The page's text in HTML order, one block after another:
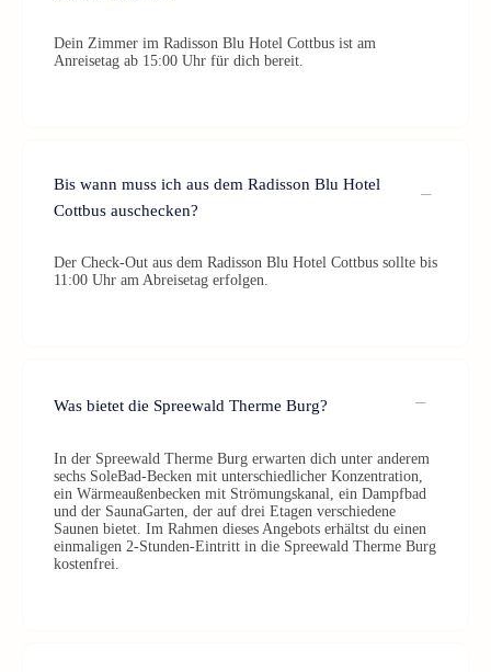
Dein Zimmer im Radisson Blu Hotel Cottbus ist am
Anreisetag ab 15:00 Uhr für dich bereit.
Bis wann muss ich aus dem Radisson Blu Hotel
Cottbus auschecken?
Der Check-Out aus dem Radisson Blu Hotel Cottbus sollte bis
11:00 Uhr am Abreisetag erfolgen.
Was bietet die Spreewald Therme Burg?
In der Spreewald Therme Burg erwarten dich unter anderem
sechs SoleBad-Becken mit unterschiedlicher Konzentration,
ein Wärmeaußenbecken mit Strömungskanal, ein Dampfbad
und der SaunaGarten, der auf drei Etagen verschiedene
Saunen bietet. Im Rahmen dieses Angebots erhältst du einen
einmaligen 2-Stunden-Eintritt in die Spreewald Therme Burg
kostenfrei.